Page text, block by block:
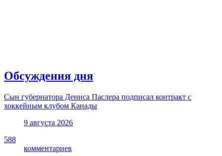
Обсуждения дня
Сын губернатора Дениса Паслера подписал контракт с
хоккейным клубом Канады
9 августа 2026
588
комментариев